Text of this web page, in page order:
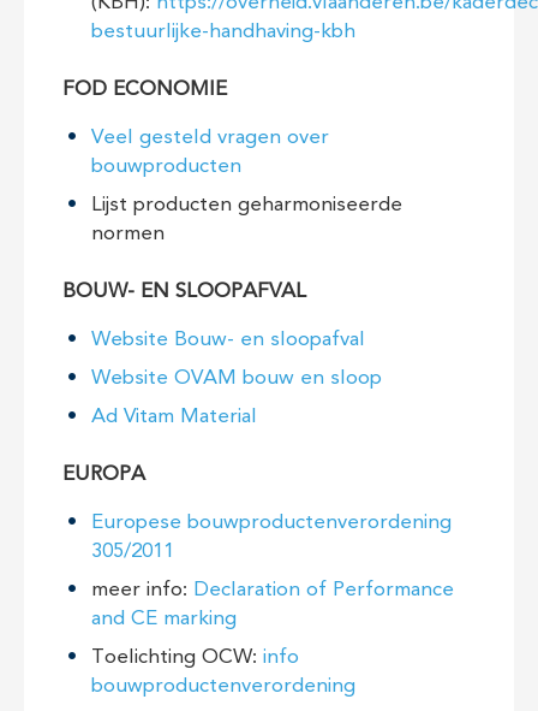
bestuurlijke-handhaving-kbh
FOD ECONOMIE
Veel gesteld vragen over
bouwproducten
Lijst producten geharmoniseerde
normen
BOUW- EN SLOOPAFVAL
Website Bouw- en sloopafval
Website OVAM bouw en sloop
Ad Vitam Material
EUROPA
Europese bouwproductenverordening
305/2011
meer info: Declaration of Performance
and CE marking
Toelichting OCW: info
bouwproductenverordening